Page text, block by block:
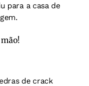
para a casa de
de crack